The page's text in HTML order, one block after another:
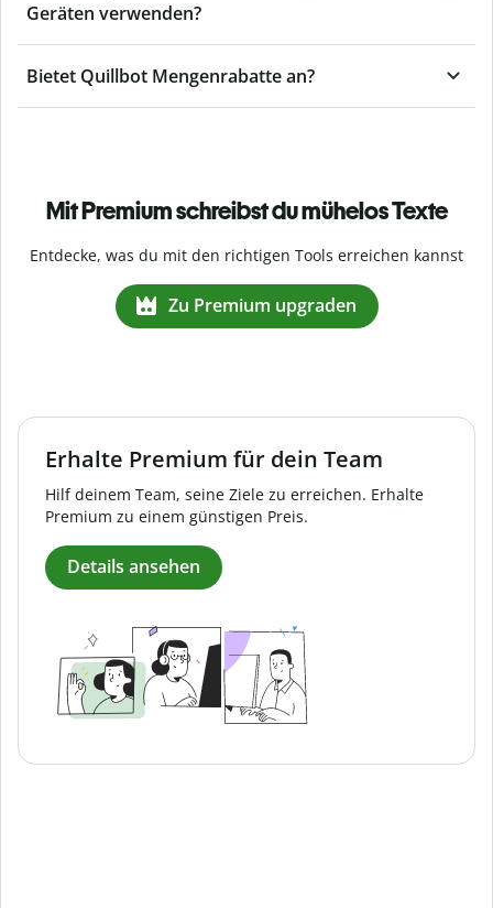
Geräten verwenden?
Bietet Quillbot Mengenrabatte an?
Mit Premium schreibst du mühelos Texte
Entdecke, was du mit den richtigen Tools erreichen kannst
Zu Premium upgraden
Erhalte Premium für dein Team
Hilf deinem Team, seine Ziele zu erreichen. Erhalte
Premium zu einem günstigen Preis.
Details ansehen